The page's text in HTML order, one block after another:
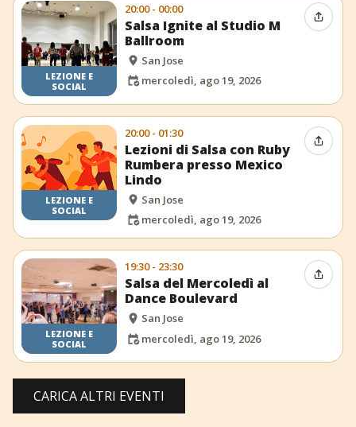
LEZIONE E
SOCIAL
20:00 - 00:00
Salsa Ignite al Studio M
Ballroom
San Jose
mercoledì, ago 19, 2026
LEZIONE E
SOCIAL
20:00 - 01:30
Lezioni di Salsa con Ruby
Rumbera presso Mexico
Lindo
San Jose
mercoledì, ago 19, 2026
LEZIONE E
SOCIAL
19:30 - 23:30
Salsa del Mercoledì al
Dance Boulevard
San Jose
mercoledì, ago 19, 2026
CARICA ALTRI EVENTI